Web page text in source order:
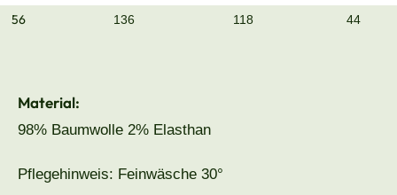
56 136 118 44
Material:
98% Baumwolle 2% Elasthan
Pflegehinweis: Feinwäsche 30°